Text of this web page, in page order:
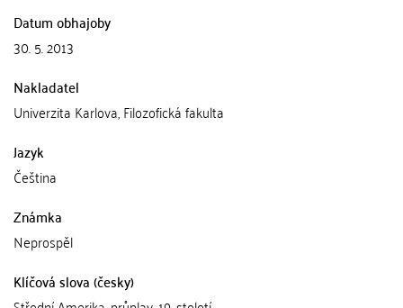
Datum obhajoby
30. 5. 2013
Nakladatel
Univerzita Karlova, Filozofická fakulta
Jazyk
Čeština
Známka
Neprospěl
Klíčová slova (česky)